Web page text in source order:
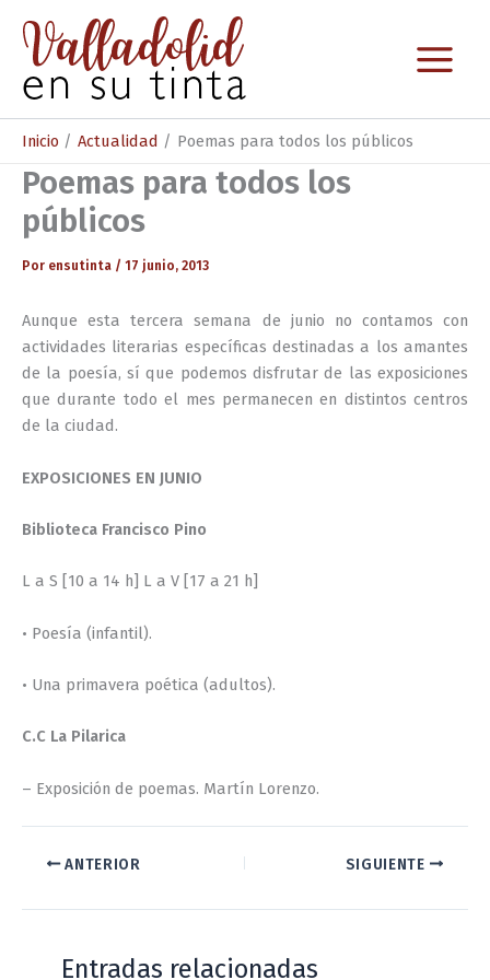
contenido
Inicio Actualidad Poemas para todos los públicos
Poemas para todos los
públicos
Por ensutinta / 17 junio, 2013
Aunque esta tercera semana de junio no contamos con
actividades literarias específicas destinadas a los amantes
de la poesía, sí que podemos disfrutar de las exposiciones
que durante todo el mes permanecen en distintos centros
de la ciudad.
EXPOSICIONES EN JUNIO
Biblioteca Francisco Pino
L a S [10 a 14 h] L a V [17 a 21 h]
• Poesía (infantil).
• Una primavera poética (adultos).
C.C La Pilarica
– Exposición de poemas. Martín Lorenzo.
ANTERIOR SIGUIENTE
Entradas relacionadas